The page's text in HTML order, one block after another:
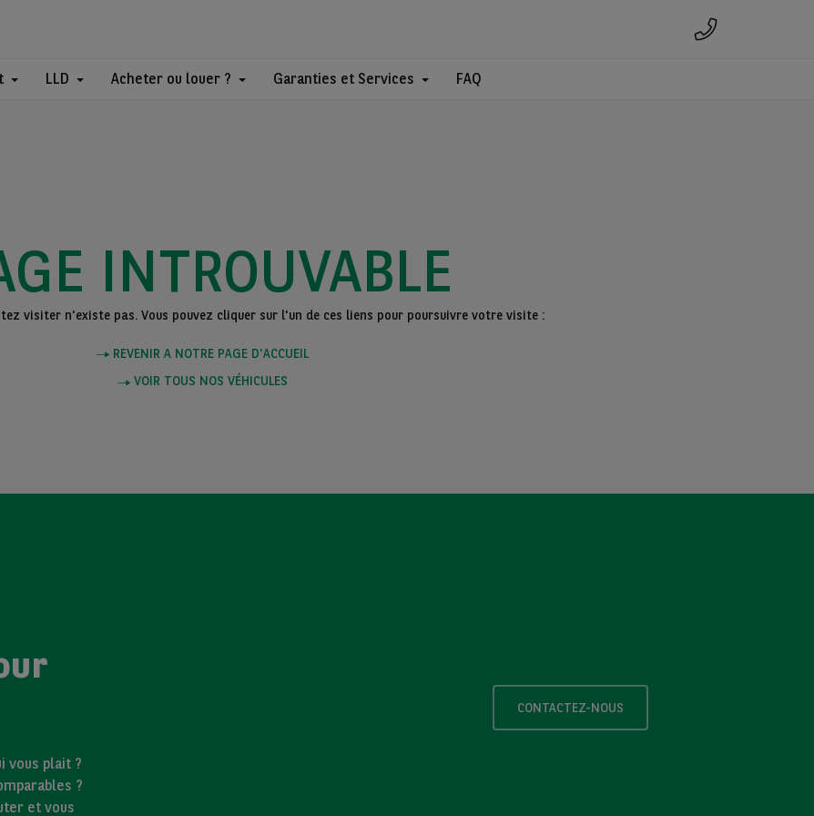
LLD Acheter ou louer ? Garanties et Services FAQ
INTROUVABLE
visiter n'existe pas. Vous pouvez cliquer sur l'un de ces liens pour poursuivre votre visite :
REVENIR A NOTRE PAGE D'ACCUEIL
VOIR TOUS NOS VÉHICULES
vous plait ?
?
et vous
CONTACTEZ-NOUS